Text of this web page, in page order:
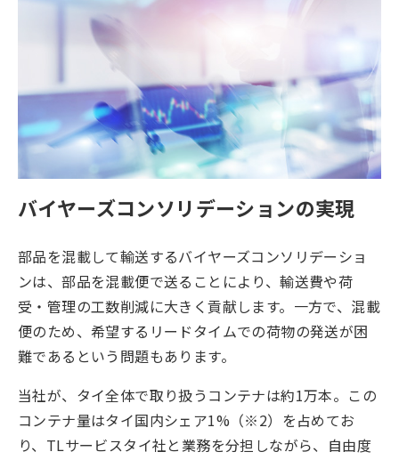
バイヤーズコンソリデーションの実現
部品を混載して輸送するバイヤーズコンソリデーショ
ンは、部品を混載便で送ることにより、輸送費や荷
受・管理の工数削減に大きく貢献します。一方で、混載
便のため、希望するリードタイムでの荷物の発送が困
難であるという問題もあります。
当社が、タイ全体で取り扱うコンテナは約1万本。この
コンテナ量はタイ国内シェア1%（※2）を占めてお
り、TLサービスタイ社と業務を分担しながら、自由度